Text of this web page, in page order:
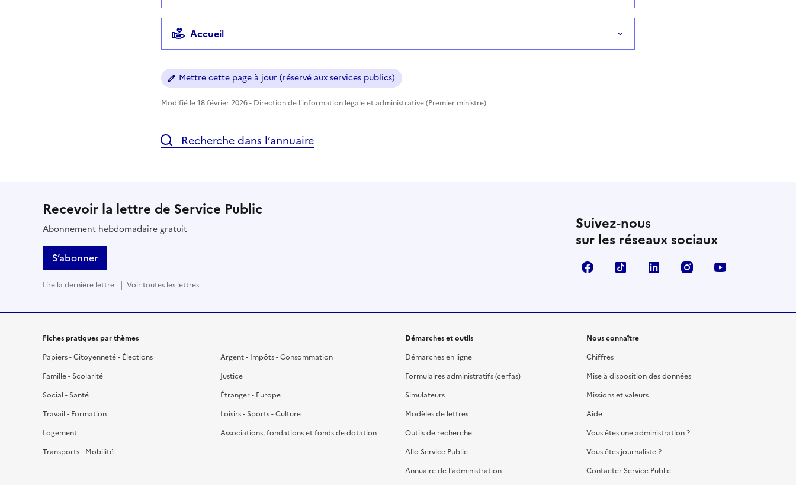
Accueil
Mettre cette page à jour (réservé aux services publics)
Modifié le 18 février 2026 - Direction de l'information légale et administrative (Premier ministre)
Recherche dans l’annuaire
Recevoir la lettre de Service Public
Abonnement hebdomadaire gratuit
S’abonner
Lire la dernière lettre Voir toutes les lettres
Suivez-nous
sur les réseaux sociaux
FacebookTikTok LinkedIn Instagram
Fiches pratiques par thèmes
Papiers - Citoyenneté - Élections
Famille - Scolarité
Social - Santé
Travail - Formation
Logement
Transports - Mobilité
Argent - Impôts - Consommation
Justice
Étranger - Europe
Loisirs - Sports - Culture
Associations, fondations et fonds de dotation
Démarches et outils
Démarches en ligne
Formulaires administratifs (cerfas)
Simulateurs
Modèles de lettres
Outils de recherche
Allo Service Public
Annuaire de l'administration
Nous connaître
Chiffres
Mise à disposition des données
Missions et valeurs
Aide
Vous êtes une administration ?
Vous êtes journaliste ?
Contacter Service Public